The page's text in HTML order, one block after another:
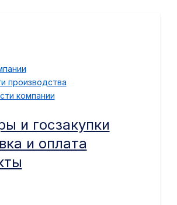
производства
компании
и госзакупки
и оплата